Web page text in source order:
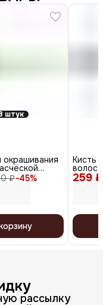
штук
₽−45%
окрашивания
зеленый 259 ₽
Кисть
волос
белый
рассылку